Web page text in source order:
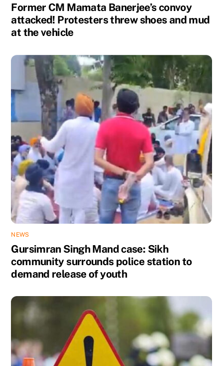
Former CM Mamata Banerjee’s convoy
attacked! Protesters threw shoes and mud
at the vehicle
NEWS
Gursimran Singh Mand case: Sikh
community surrounds police station to
demand release of youth